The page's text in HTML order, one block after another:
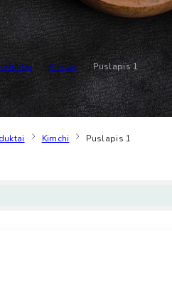
Kimchi Puslapis 1
Kimchi Puslapis 1